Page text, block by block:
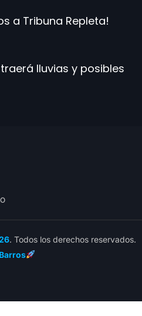
a Tribuna Repleta!
lluvias y posibles
. Todos los derechos reservados.